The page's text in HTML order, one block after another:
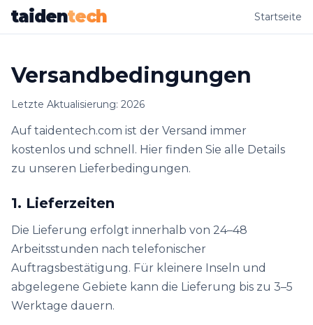
taidentech Startseite
Versandbedingungen
Letzte Aktualisierung: 2026
Auf taidentech.com ist der Versand immer
kostenlos und schnell. Hier finden Sie alle Details
zu unseren Lieferbedingungen.
1. Lieferzeiten
Die Lieferung erfolgt innerhalb von 24–48
Arbeitsstunden nach telefonischer
Auftragsbestätigung. Für kleinere Inseln und
abgelegene Gebiete kann die Lieferung bis zu 3–5
Werktage dauern.